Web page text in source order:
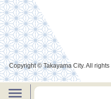
Copyright © Takayama City. All rights